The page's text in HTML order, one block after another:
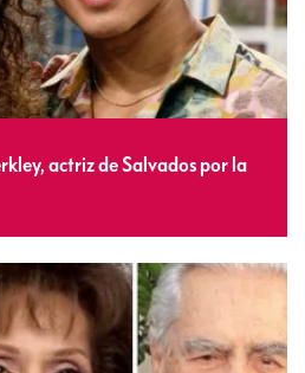
actriz de Salvados por la